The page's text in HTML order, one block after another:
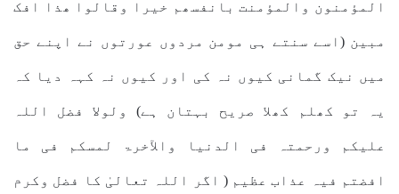
المؤمنون والمؤمنت بانفسھم خیرا وقالوا ھذا افک
مبین (اسے سنتے ہی مومن مردوں عورتوں نے اپنے حق
میں نیک گمانی کیوں نہ کی اور کیوں نہ کہہ دیا کہ
یہ تو کھلم کھلا صریح بہتان ہے) ولولا فضل اللہ
علیکم ورحمتہ فی الدنیا والآخرۃ لمسکم فی ما
افضتم فیہ عذاب عظیم ( اگر اللہ تعالیٰ کا فضل وکرم